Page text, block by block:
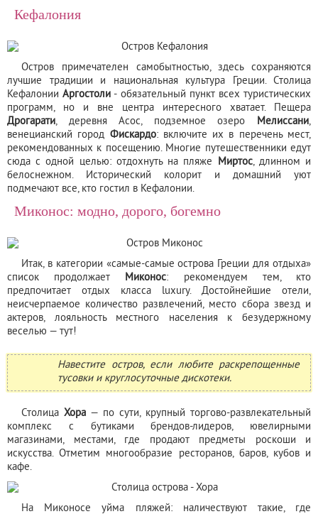
Кефалония
Остров примечателен самобытностью, здесь сохраняются
лучшие традиции и национальная культура Греции. Столица
КефалонииАргостоли - обязательный пункт всех туристических
программ, но и вне центра интересного хватает. Пещера
Дрогарати, деревня Асос, подземное озеро Мелиссани,
венецианский город Фискардо: включите их в перечень мест,
рекомендованных к посещению. Многие путешественники едут
сюда с одной целью: отдохнуть на пляже Миртос, длинном и
белоснежном. Исторический колорит и домашний уют
подмечают все, кто гостил в Кефалонии.
Миконос: модно, дорого, богемно
Итак, в категории «самые-самые острова Греции для отдыха»
список продолжает Миконос: рекомендуем тем, кто
предпочитает отдых класса luxury. Достойнейшие отели,
неисчерпаемое количество развлечений, место сбора звезд и
актеров, лояльность местного населения к безудержному
веселью — тут!
Навестите остров, если любите раскрепощенные
тусовки и круглосуточные дискотеки.
Столица Хора — по сути, крупный торгово-развлекательный
комплекс с бутиками брендов-лидеров, ювелирными
магазинами, местами, где продают предметы роскоши и
искусства. Отметим многообразие ресторанов, баров, кубов и
кафе.
На Миконосе уйма пляжей: наличествуют такие, где